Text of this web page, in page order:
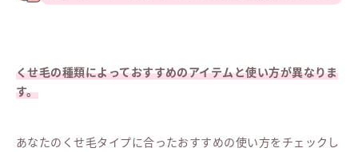
くせ毛の種類によっておすすめのアイテムと使い方が異なりま
す。
あなたのくせ毛タイプに合ったおすすめの使い方をチェックし